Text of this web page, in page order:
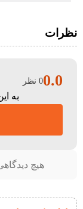
نظرات
هیچ
0.00 نظر
به